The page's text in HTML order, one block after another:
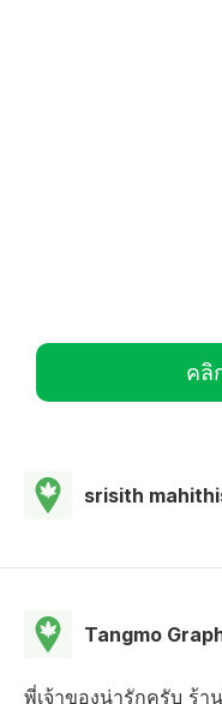
คลิ
srisith
Tangmo
พี่เจ้าของน่ารักครับ ร้า